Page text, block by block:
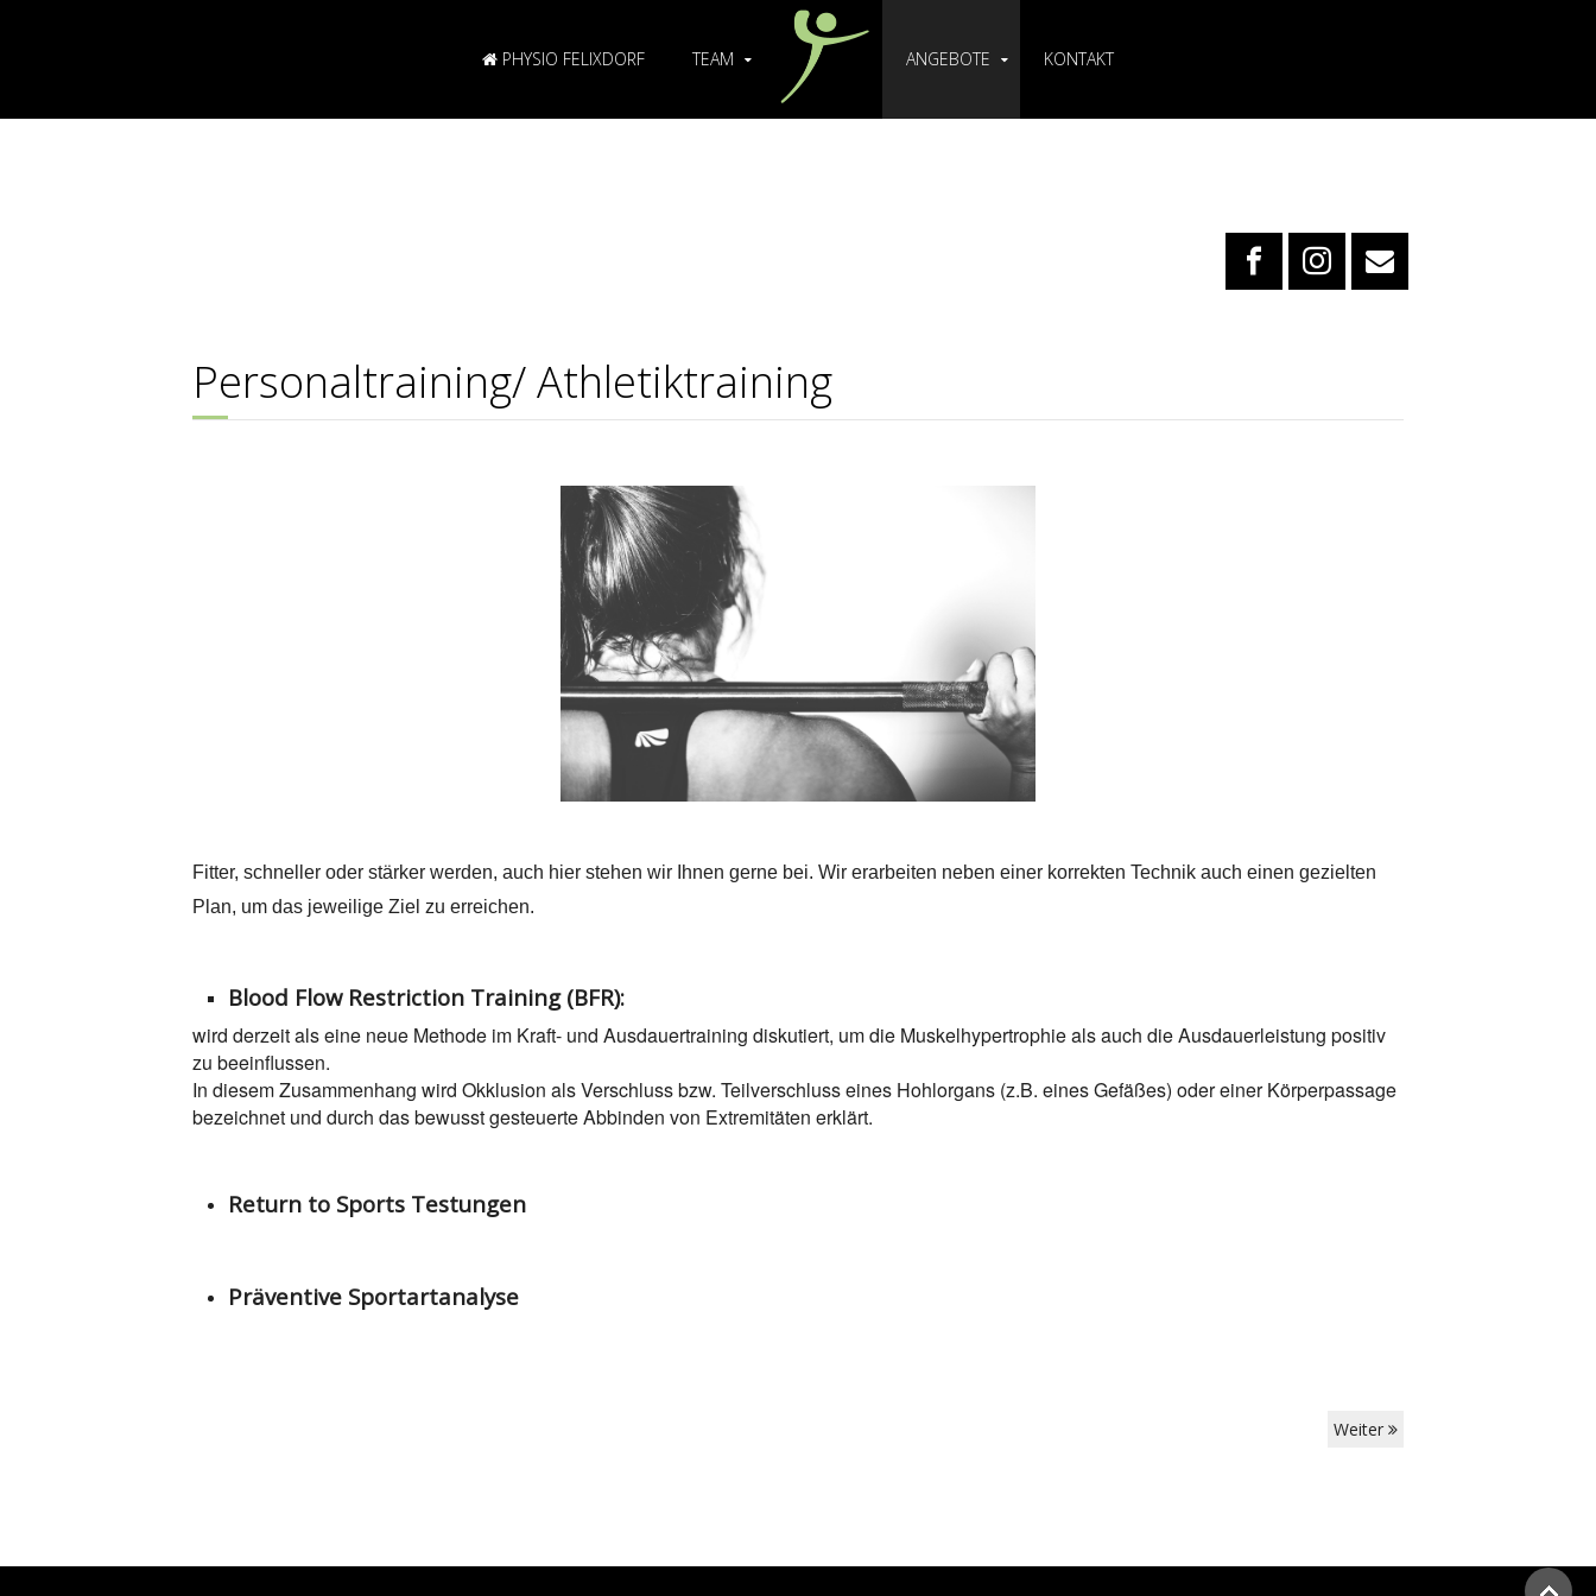
PHYSIO FELIXDORF TEAM ANGEBOTE KONTAKT
Personaltraining/ Athletiktraining
Fitter, schneller oder stärker werden, auch hier stehen wir Ihnen gerne bei. Wir erarbeiten neben einer korrekten Technik auch einen gezielten
Plan, um das jeweilige Ziel zu erreichen.
Blood Flow Restriction Training (BFR):
wird derzeit als eine neue Methode im Kraft- und Ausdauertraining diskutiert, um die Muskelhypertrophie als auch die Ausdauerleistung positiv
zu beeinflussen.
In diesem Zusammenhang wird Okklusion als Verschluss bzw. Teilverschluss eines Hohlorgans (z.B. eines Gefäßes) oder einer Körperpassage
bezeichnet und durch das bewusst gesteuerte Abbinden von Extremitäten erklärt.
Return to Sports Testungen
Präventive Sportartanalyse
Weiter